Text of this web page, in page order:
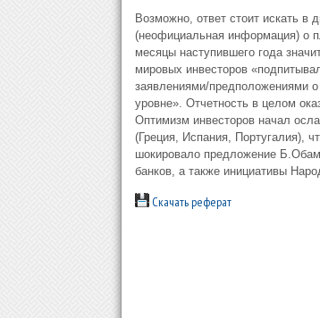
Возможно, ответ стоит искать
(неофициальная информация) о
месяцы наступившего года
мировых инвесторов
заявлениями/предположениями
уровне». Отчетность в целом
Оптимизм инвесторов начал
(Греция, Испания, Португалия),
шокировало предложение
банков, а также инициативы
Скачать реферат